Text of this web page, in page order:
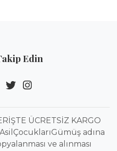
Edin
ÜCRETSİZ KARGO
adına
ve alınması